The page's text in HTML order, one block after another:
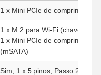
1 x Mini PCIe de comprimento
1 x M.2 para Wi-Fi (chave E,
1 x Mini PCIe de comprimento
(mSATA)
Sim, 1 x 5 pinos, Passo 2.0mm